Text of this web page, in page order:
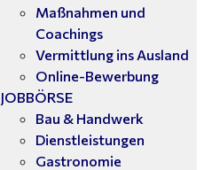
Maßnahmen und
Coachings
Vermittlung ins Ausland
Online-Bewerbung
JOBBÖRSE
Bau & Handwerk
Dienstleistungen
Gastronomie